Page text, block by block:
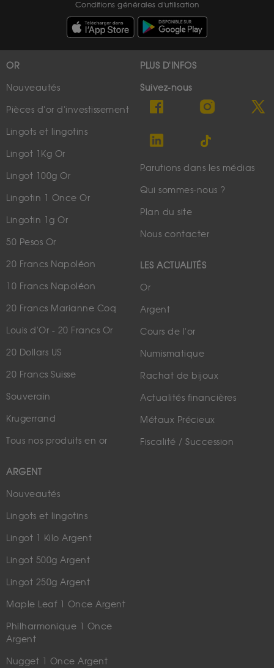
Conditions générales d'utilisation
OR
Nouveautés
Pièces d'or d'investissement
Lingots et lingotins
Lingot 1Kg Or
Lingot 100g Or
Lingotin 1 Once Or
Lingotin 1g Or
50 Pesos Or
20 Francs Napoléon
10 Francs Napoléon
20 Francs Marianne Coq
Louis d'Or - 20 Francs Or
20 Dollars US
20 Francs Suisse
Souverain
Krugerrand
Tous nos produits en or
ARGENT
Nouveautés
Lingots et lingotins
Lingot 1 Kilo Argent
Lingot 500g Argent
Lingot 250g Argent
Maple Leaf 1 Once Argent
Philharmonique 1 Once
Argent
Nugget 1 Once Argent
PLUS D'INFOS
Suivez-nous
Parutions dans les médias
Qui sommes-nous ?
Plan du site
Nous contacter
LES ACTUALITÉS
Or
Argent
Cours de l'or
Numismatique
Rachat de bijoux
Actualités financières
Métaux Précieux
Fiscalité / Succession